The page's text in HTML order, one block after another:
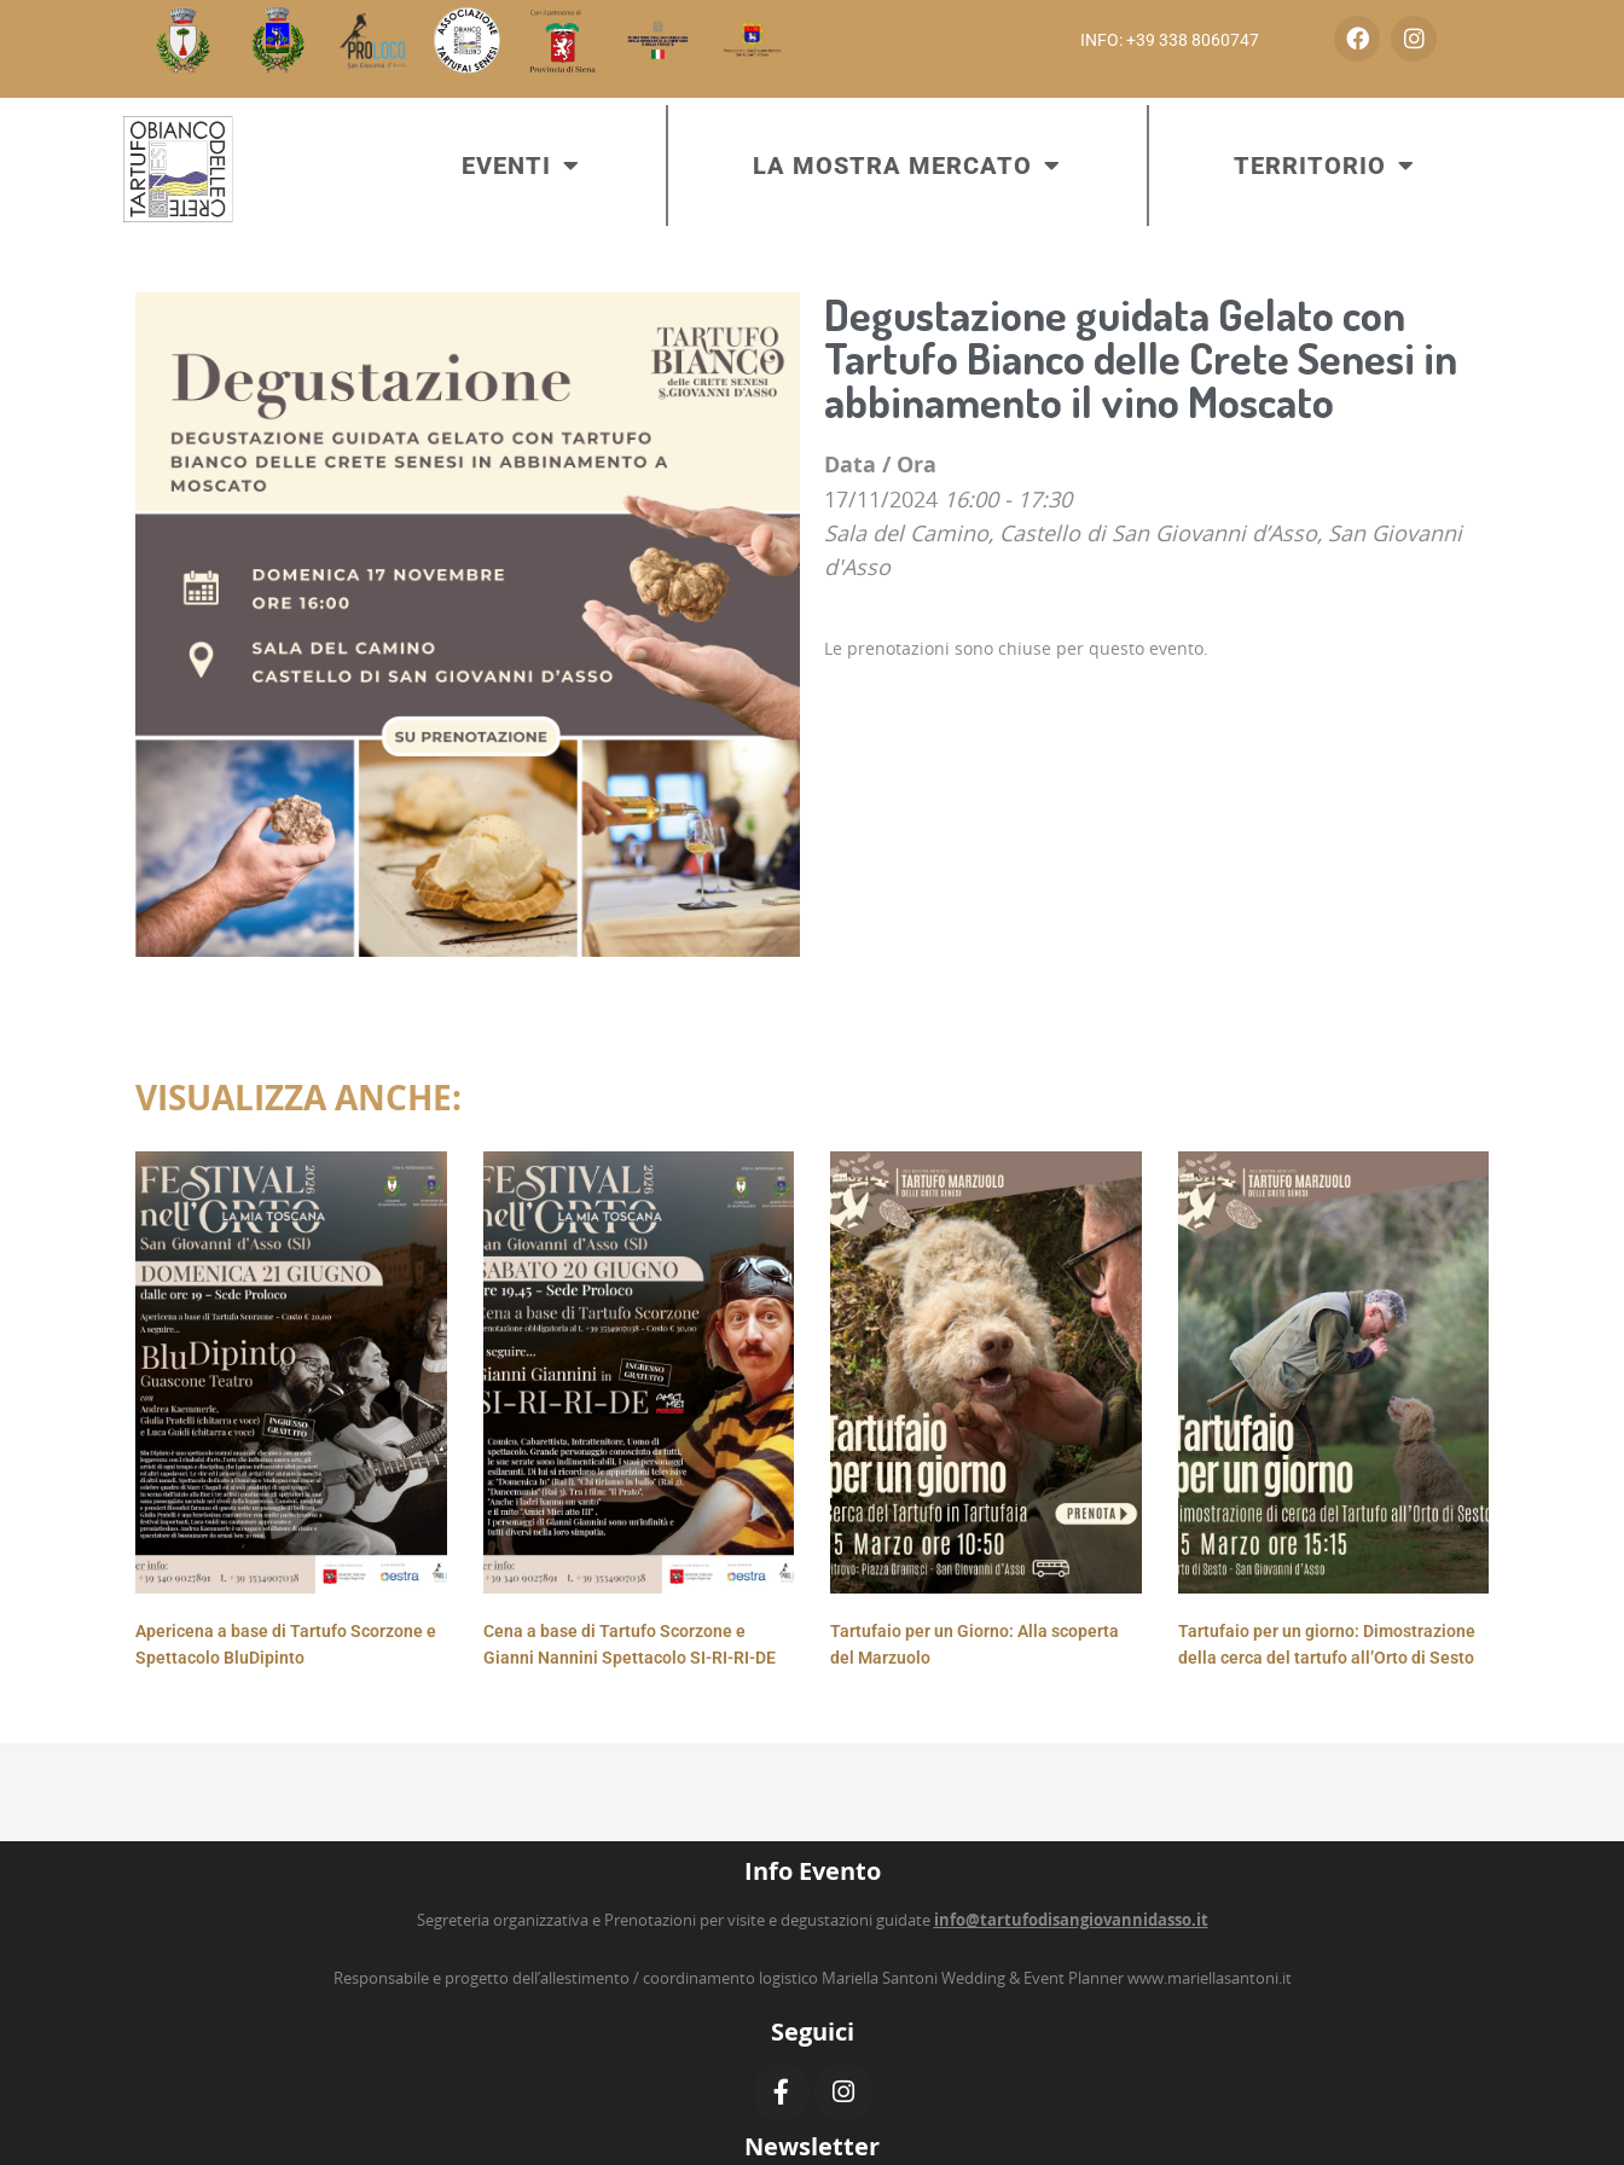
INFO: +39 338 8060747
EVENTI LA MOSTRA MERCATO TERRITORIO
Degustazione guidata Gelato con
Tartufo Bianco delle Crete Senesi in
abbinamento il vino Moscato
Data / Ora
17/11/2024 16:00 - 17:30
Sala del Camino, Castello di San Giovanni d’Asso, San Giovanni
d'Asso
Le prenotazioni sono chiuse per questo evento.
VISUALIZZA ANCHE:
Apericena a base di Tartufo Scorzone e
Spettacolo BluDipinto
Cena a base di Tartufo Scorzone e
Gianni Nannini Spettacolo SI-RI-RI-DE
Tartufaio per un Giorno: Alla scoperta
del Marzuolo
Tartufaio per un giorno: Dimostrazione
della cerca del tartufo all’Orto di Sesto
Info Evento
Segreteria organizzativa e Prenotazioni per visite e degustazioni guidate info@tartufodisangiovannidasso.it
Responsabile e progetto dell’allestimento / coordinamento logistico Mariella Santoni Wedding & Event Plannerwww.mariellasantoni.it
Seguici
Newsletter